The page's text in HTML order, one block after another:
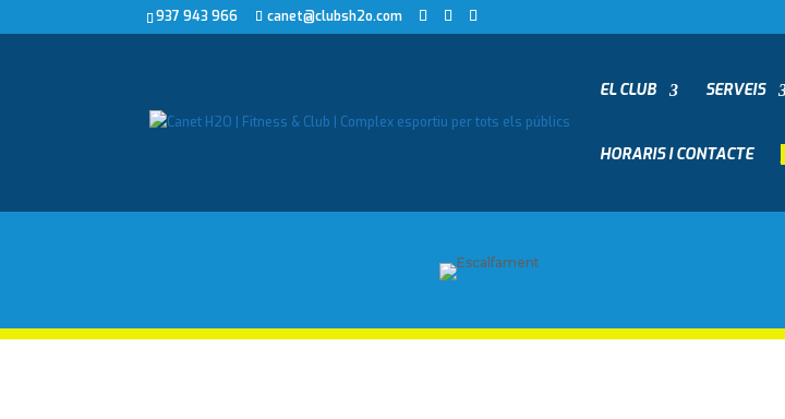
937 943 966 canet@clubsh2o.com
EL CLUB SERVEIS
HORARIS I CONTACTE